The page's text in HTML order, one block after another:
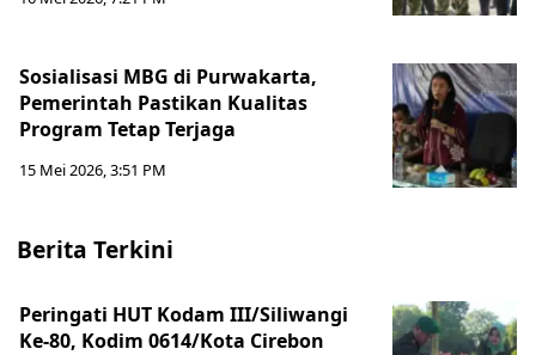
Sosialisasi MBG di Purwakarta,
Pemerintah Pastikan Kualitas
Program Tetap Terjaga
15 Mei 2026, 3:51 PM
Berita Terkini
Peringati HUT Kodam III/Siliwangi
Ke-80, Kodim 0614/Kota Cirebon